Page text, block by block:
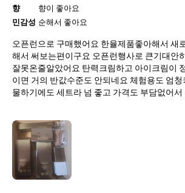
향
향이 좋아요
민감성 순해서 좋아요
오픈런으로 구매했어요 한율제품좋아해서 새로운 제품나오면
해서 써보는편이구요 오픈런행사로 큰기대안
잘못온줄알았어요 탄력크림하고 아이크림이
이면 거의 반값수준도 안되네요 체험용도 엄
물하기에도 세트라 넘 좋고 가격도 부담없어서
엄마도 사주려고요 먼가 어른들이 좋이ㅡ할
이런 라인 사용해도 좋을것같아요 먼가 좀더
낌이랄까요 아직사용전이지만 기분도 너무좋
른분들도 믿고사셔도 될것같아요 일단 구성이
제품이니까 제품력은 보장되는것이구요 감사
구매들어갑니다~~~ㅎㅎ